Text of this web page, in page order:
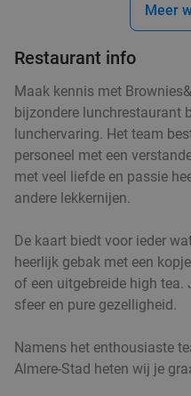
Meer
Restaurant info
Maak kennis met
bijzondere lunchrestaurant
lunchervaring. Het team
personeel met een
met veel liefde en passie
andere lekkernijen.
De kaart biedt voor ieder
heerlijk gebak met een
of een uitgebreide high tea.
sfeer en pure gezelligheid.
Namens het enthousiaste
Almere-Stad heten wij je